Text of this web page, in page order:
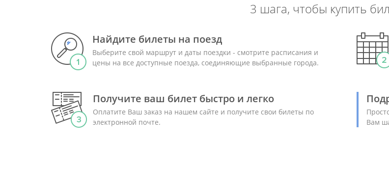
3 шага, чтобы купить
Найдите билеты на поезд
Выберите свой маршрут и даты поездки - смотрите расписания и
цены на все доступные поезда, соединяющие выбранные города.
Получите ваш билет быстро и легко
Оплатите Ваш заказ на нашем сайте и получите свои билеты по
электронной почте.
Вам